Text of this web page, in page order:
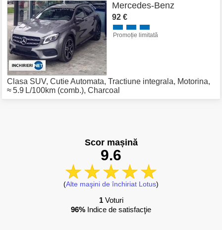
Mercedes-Benz
92 €
Promoție limitată
Clasa SUV, Cutie Automata, Tractiune integrala, Motorina,
≈ 5.9 L/100km (comb.), Charcoal
Scor mașină
9.6
(Alte maşini de închiriat Lotus)
1Voturi
96% Indice de satisfacţie